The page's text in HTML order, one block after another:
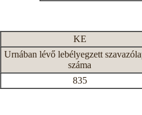
KE
Urnában lévő lebélyegzett
száma
835